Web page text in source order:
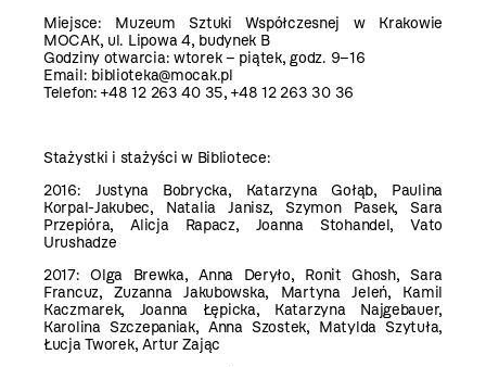
Miejsce: Muzeum Sztuki Współczesnej w Krakowie
MOCAK, ul. Lipowa 4, budynek B
Godziny otwarcia: wtorek – piątek, godz. 9–16
Email: biblioteka@mocak.pl
Telefon: +48 12 263 40 35, +48 12 263 30 36
Stażystki i stażyści w Bibliotece:
2016: Justyna Bobrycka, Katarzyna Gołąb, Paulina
Korpal-Jakubec, Natalia Janisz, Szymon Pasek, Sara
Przepióra, Alicja Rapacz, Joanna Stohandel, Vato
Urushadze
2017: Olga Brewka, Anna Deryło, Ronit Ghosh, Sara
Francuz, Zuzanna Jakubowska, Martyna Jeleń, Kamil
Kaczmarek, Joanna Łępicka, Katarzyna Najgebauer,
Karolina Szczepaniak, Anna Szostek, Matylda Szytuła,
Łucja Tworek, Artur Zając